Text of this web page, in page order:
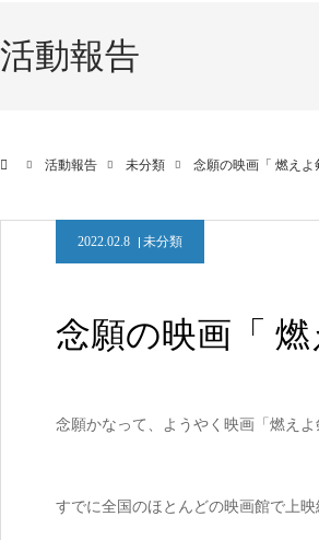
活動報告
活動報告 未分類 念願の映画「 燃えよ
2022.02.8 未分類
念願の映画「 燃
念願かなって、ようやく映画「燃え
すでに全国のほとんどの映画館で上